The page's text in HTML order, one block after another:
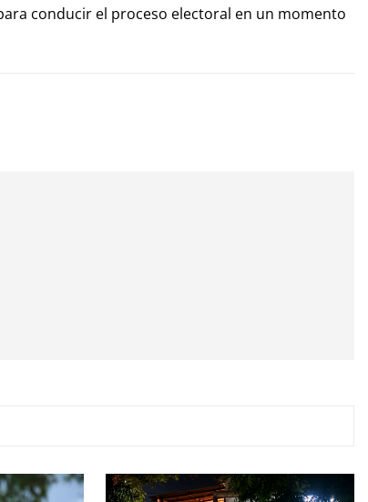
conducir el proceso electoral en un momento